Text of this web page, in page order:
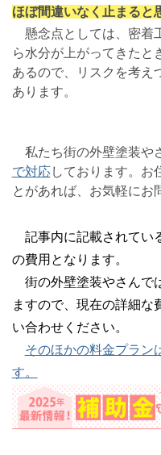
ほぼ間違いなく止まると
懸念点としては、密着
ら水分が上がってきたと
あるので、リスクを考え
あります。
私たち街の外壁塗装や
で対応しております。お
とがあれば、お気軽にお
記事内に記載されてい
の費用となります。
街の外壁塗装やさんで
ますので、現在の詳細な
い合わせください。
そのほかの料金プラン
す。